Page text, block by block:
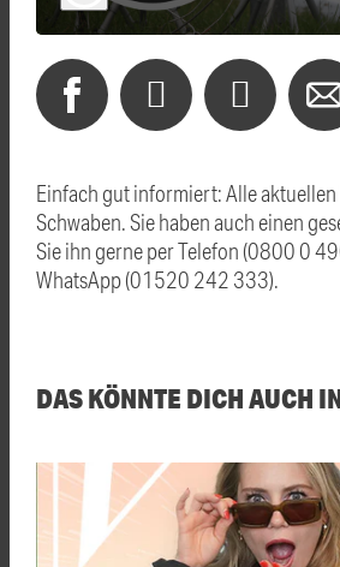
Einfach gut informiert: Alle aktuellen
Schwaben. Sie haben auch einen
Sie ihn gerne per Telefon (0800 0
WhatsApp (01520 242 333).
DAS KÖNNTE DICH AUCH